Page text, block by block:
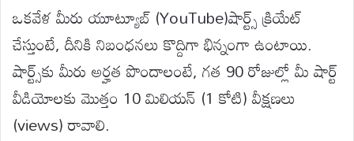
ఒకవేళ మీరు యూట్యూబ్ (YouTube)షార్ట్స్ క్రియేట్
చేస్తుంటే, దీనికి నిబంధనలు కొద్దిగా భిన్నంగా ఉంటాయి.
షార్ట్స్‌కు మీరు అర్హత పొందాలంటే, గత 90 రోజుల్లో మీ షార్ట్
వీడియోలకు మొత్తం 10 మిలియన్ (1 కోటి) వీక్షణలు
(views) రావాలి.